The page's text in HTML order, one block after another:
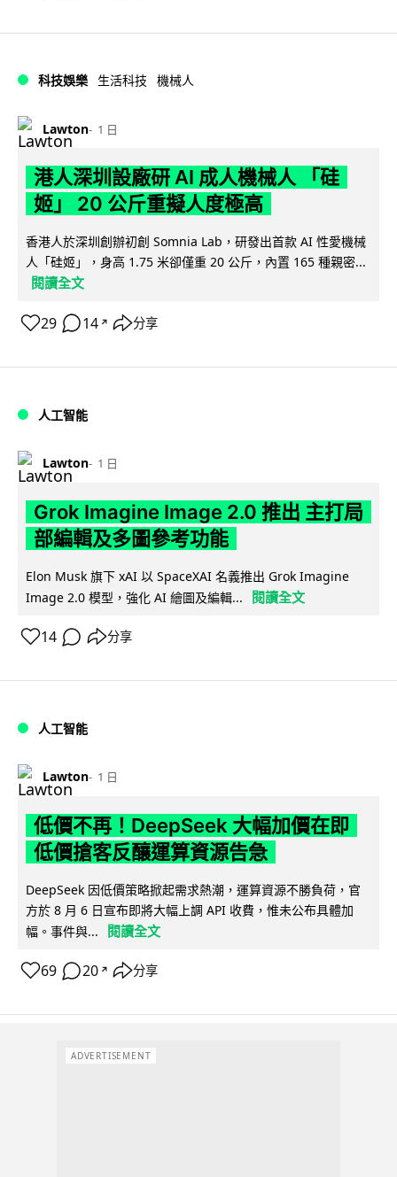
科技娛樂 生活科技 機械人
Lawton 1 日
港人深圳設廠研 AI 成人機械人 「硅
姬」 20 公斤重擬人度極高
香港人於深圳創辦初創 Somnia Lab，研發出首款 AI 性愛機械
人「硅姬」，身高 1.75 米卻僅重 20 公斤，內置 165 種親密...
閱讀全文
29 14 ↗ 分享
人工智能
Lawton 1 日
Grok Imagine Image 2.0 推出 主打局
部編輯及多圖參考功能
Elon Musk 旗下 xAI 以 SpaceXAI 名義推出 Grok Imagine
Image 2.0 模型，強化 AI 繪圖及編輯...
閱讀全文
14 分享
人工智能
Lawton 1 日
低價不再！DeepSeek 大幅加價在即
低價搶客反釀運算資源告急
DeepSeek 因低價策略掀起需求熱潮，運算資源不勝負荷，官
方於 8 月 6 日宣布即將大幅上調 API 收費，惟未公布具體加
幅。事件與...
閱讀全文
69 20 ↗ 分享
ADVERTISEMENT